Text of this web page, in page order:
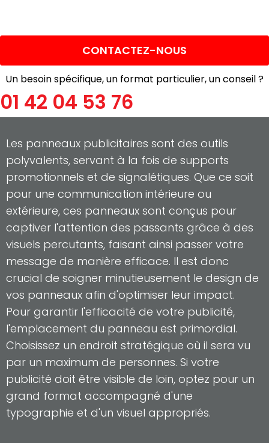
CONTACTEZ-NOUS
Un besoin spécifique, un format particulier, un conseil ?
01 42 04 53 76
Les panneaux publicitaires sont des outils
polyvalents, servant à la fois de supports
promotionnels et de signalétiques. Que ce soit
pour une communication intérieure ou
extérieure, ces panneaux sont conçus pour
captiver l'attention des passants grâce à des
visuels percutants, faisant ainsi passer votre
message de manière efficace. Il est donc
crucial de soigner minutieusement le design de
vos panneaux afin d'optimiser leur impact.
Pour garantir l'efficacité de votre publicité,
l'emplacement du panneau est primordial.
Choisissez un endroit stratégique où il sera vu
par un maximum de personnes. Si votre
publicité doit être visible de loin, optez pour un
grand format accompagné d'une
typographie et d'un visuel appropriés.